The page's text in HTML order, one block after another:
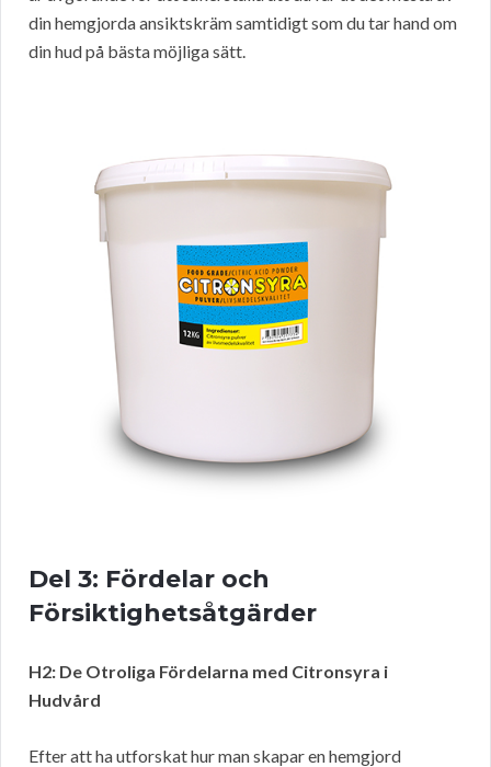
din hemgjorda ansiktskräm samtidigt som du tar hand om
din hud på bästa möjliga sätt.
Del 3: Fördelar och
Försiktighetsåtgärder
H2: De Otroliga Fördelarna med Citronsyra i
Hudvård
Efter att ha utforskat hur man skapar en hemgjord